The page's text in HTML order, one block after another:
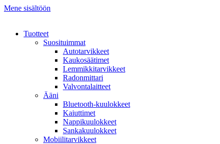
Mene sisältöön
Tuotteet
Suosituimmat
Autotarvikkeet
Kaukosäätimet
Lemmikkitarvikkeet
Radonmittari
Valvontalaitteet
Ääni
Bluetooth-kuulokkeet
Kaiuttimet
Nappikuulokkeet
Sankakuulokkeet
Mobiilitarvikkeet